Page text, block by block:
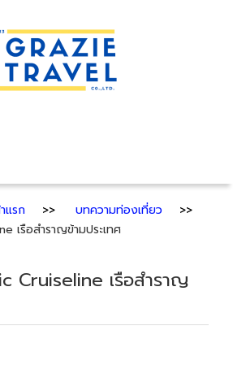
แรก
บทความท่องเที่ยว
เรือสำราญข้ามประเทศ
Cruiseline เรือสำราญ